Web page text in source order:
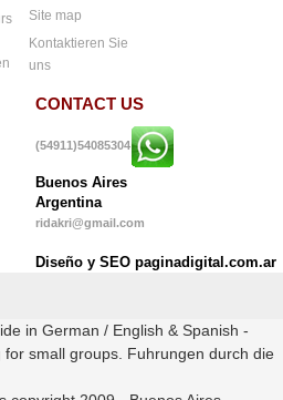
Site map
Kontaktieren Sie
uns
CONTACT US
(54911)54085304
Buenos Aires
Argentina
ridakri@gmail.com
Diseño y SEO paginadigital.com.ar
in German / English & Spanish -
small groups. Fuhrungen durch die